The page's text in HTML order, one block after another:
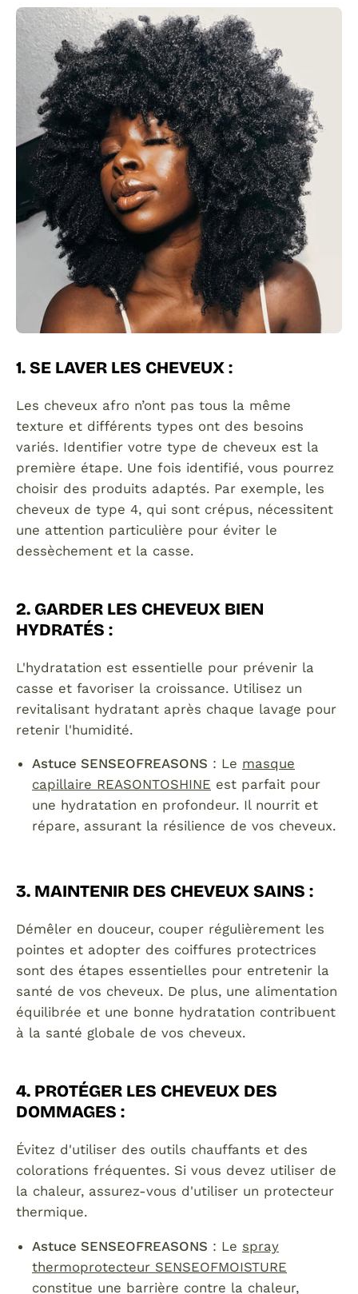
1. SE LAVER LES CHEVEUX:
Les cheveux afro n’ont pas tous la même
texture et différents types ont des besoins
variés. Identifier votre type de cheveux est la
première étape. Une fois identifié, vous pourrez
choisir des produits adaptés. Par exemple, les
cheveux de type 4, qui sont crépus, nécessitent
une attention particulière pour éviter le
dessèchement et la casse.
2. GARDER LES CHEVEUX BIEN
HYDRATÉS :
L'hydratation est essentielle pour prévenir la
casse et favoriser la croissance. Utilisez un
revitalisant hydratant après chaque lavage pour
retenir l'humidité.
Astuce SENSEOFREASONS : Le masque
capillaire REASONTOSHINE est parfait pour
une hydratation en profondeur. Il nourrit et
répare, assurant la résilience de vos cheveux.
3. MAINTENIR DES CHEVEUX SAINS :
Démêler en douceur, couper régulièrement les
pointes et adopter des coiffures protectrices
sont des étapes essentielles pour entretenir la
santé de vos cheveux. De plus, une alimentation
équilibrée et une bonne hydratation contribuent
à la santé globale de vos cheveux.
4. PROTÉGER LES CHEVEUX DES
DOMMAGES :
Évitez d'utiliser des outils chauffants et des
colorations fréquentes. Si vous devez utiliser de
la chaleur, assurez-vous d'utiliser un protecteur
thermique.
Astuce SENSEOFREASONS : Le spray
thermoprotecteur SENSEOFMOISTURE
constitue une barrière contre la chaleur,